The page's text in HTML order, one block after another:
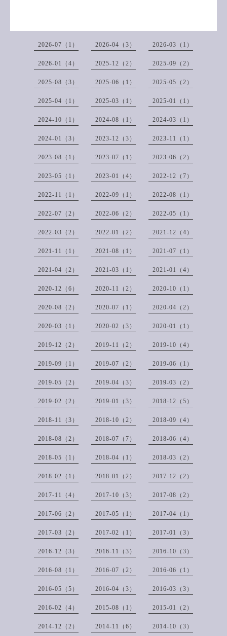
2026-07（1） 2026-04（3） 2026-03（1）
2026-01（4） 2025-12（2） 2025-09（2）
2025-08（3） 2025-06（1） 2025-05（2）
2025-04（1） 2025-03（1） 2025-01（1）
2024-10（1） 2024-08（1） 2024-03（1）
2024-01（3） 2023-12（3） 2023-11（1）
2023-08（1） 2023-07（1） 2023-06（2）
2023-05（1） 2023-01（4） 2022-12（7）
2022-11（1） 2022-09（1） 2022-08（1）
2022-07（2） 2022-06（2） 2022-05（1）
2022-03（2） 2022-01（2） 2021-12（4）
2021-11（1） 2021-08（1） 2021-07（1）
2021-04（2） 2021-03（1） 2021-01（4）
2020-12（6） 2020-11（2） 2020-10（1）
2020-08（2） 2020-07（1） 2020-04（2）
2020-03（1） 2020-02（3） 2020-01（1）
2019-12（2） 2019-11（2） 2019-10（4）
2019-09（1） 2019-07（2） 2019-06（1）
2019-05（2） 2019-04（3） 2019-03（2）
2019-02（2） 2019-01（3） 2018-12（5）
2018-11（3） 2018-10（2） 2018-09（4）
2018-08（2） 2018-07（7） 2018-06（4）
2018-05（1） 2018-04（1） 2018-03（2）
2018-02（1） 2018-01（2） 2017-12（2）
2017-11（4） 2017-10（3） 2017-08（2）
2017-06（2） 2017-05（1） 2017-04（1）
2017-03（2） 2017-02（1） 2017-01（3）
2016-12（3） 2016-11（3） 2016-10（3）
2016-08（1） 2016-07（2） 2016-06（1）
2016-05（5） 2016-04（3） 2016-03（3）
2016-02（4） 2015-08（1） 2015-01（2）
2014-12（2） 2014-11（6） 2014-10（3）